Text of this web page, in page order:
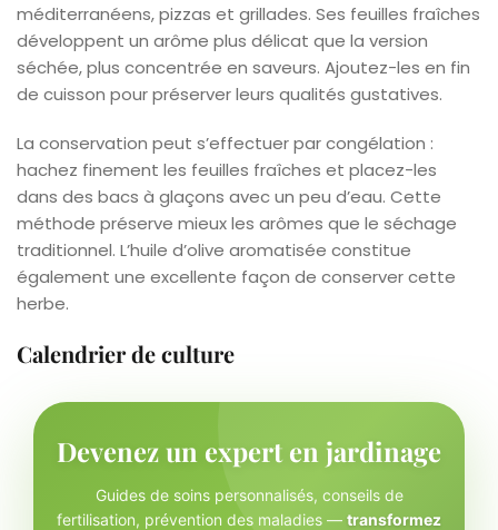
méditerranéens, pizzas et grillades. Ses feuilles fraîches
développent un arôme plus délicat que la version
séchée, plus concentrée en saveurs. Ajoutez-les en fin
de cuisson pour préserver leurs qualités gustatives.
La conservation peut s’effectuer par congélation :
hachez finement les feuilles fraîches et placez-les
dans des bacs à glaçons avec un peu d’eau. Cette
méthode préserve mieux les arômes que le séchage
traditionnel. L’huile d’olive aromatisée constitue
également une excellente façon de conserver cette
herbe.
Calendrier de culture
Devenez un expert en jardinage
Guides de soins personnalisés, conseils de
fertilisation, prévention des maladies — transformez